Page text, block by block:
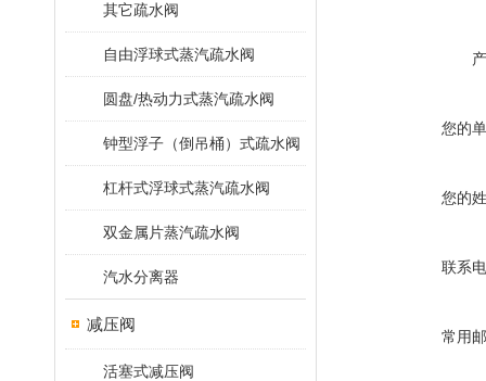
其它疏水阀
自由浮球式蒸汽疏水阀
圆盘/热动力式蒸汽疏水阀
钟型浮子（倒吊桶）式疏水阀
杠杆式浮球式蒸汽疏水阀
双金属片蒸汽疏水阀
汽水分离器
减压阀
活塞式减压阀
您的
您的
联系
常用